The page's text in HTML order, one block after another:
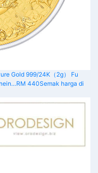
Gold 999/24K（2g） Fu
RM 440Semak harga di